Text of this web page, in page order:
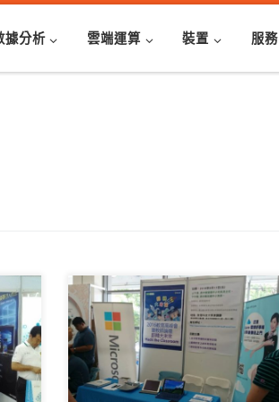
據分析 雲端運算 裝置 服務